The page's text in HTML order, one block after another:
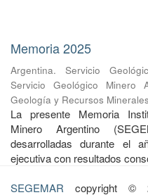
Memoria 2025
Argentina. Servicio
Servicio Geológico Minero
Geología y Recursos Minerales
La presente Memoria
Minero Argentino
desarrolladas durante el
ejecutiva con resultados
SEGEMAR copyright ©